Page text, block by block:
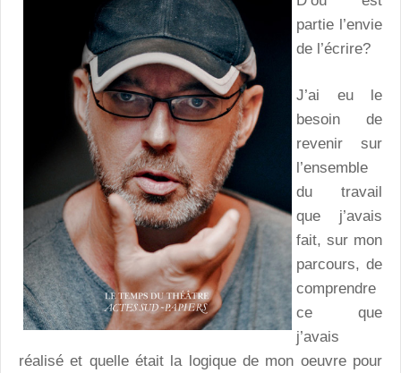
partie l’envie
de l’écrire?
J’ai eu le
besoin de
revenir sur
l’ensemble
du travail
que j’avais
fait, sur mon
parcours, de
comprendre
ce que
j’avais
réalisé et quelle était la logique de mon oeuvre pour